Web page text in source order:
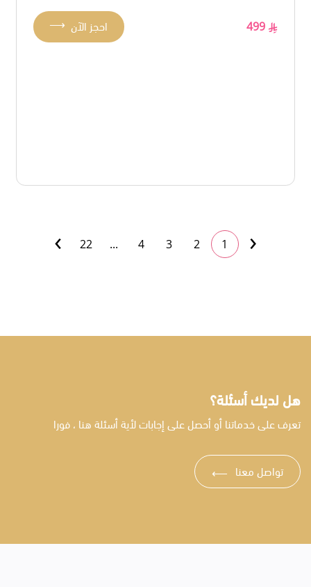
499
⟶ احجز الآن
‹
1
2
3
4
...
22
›
هل لديك أسئلة؟
تعرف على خدماتنا أو أحصل على إجابات لأية أسئلة هنا ، فورا
تواصل معنا ⟶